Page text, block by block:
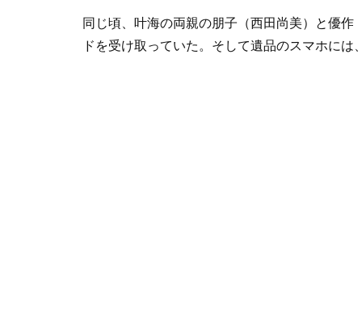
同じ頃、叶海の両親の朋子（西田尚美）と優
ドを受け取っていた。そして遺品のスマホに